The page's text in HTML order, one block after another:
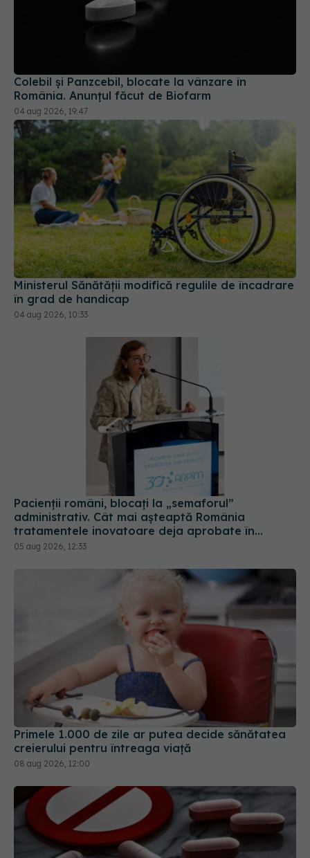
România. Anunțul făcut de Biofarm
Ministerul Sănătății modifică regulile de încadrare
în grad de handicap
04 aug 2026, 10:33
Pacienții români, blocați la „semaforul”
administrativ. Cât mai așteaptă România
tratamentele inovatoare deja aprobate în
Primele 1.000 de zile ar putea decide sănătatea
creierului pentru întreaga viață
08 aug 2026, 12:00